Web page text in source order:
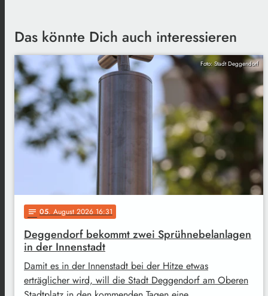
Das könnte Dich auch interessieren
Foto: Stadt Deggendorf
notes 05. August 2026 16:31
Deggendorf bekommt zwei Sprühnebelanlagen
in der Innenstadt
Damit es in der Innenstadt bei der Hitze etwas
erträglicher wird, will die Stadt Deggendorf am Oberen